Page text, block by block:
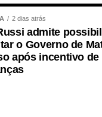
funcional
lei,
2 dias atrás
admite
o Governo de
após incentivo de